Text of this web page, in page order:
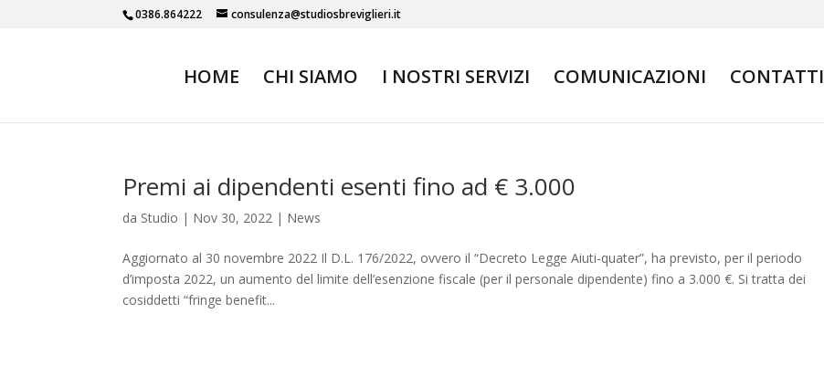
0386.864222 consulenza@studiosbreviglieri.it
HOME CHI SIAMO I NOSTRI SERVIZI COMUNICAZIONI CONTATTI
Premi ai dipendenti esenti fino ad € 3.000
da Studio | Nov 30, 2022 | News
Aggiornato al 30 novembre 2022 Il D.L. 176/2022, ovvero il “Decreto Legge Aiuti-quater”, ha previsto, per il periodo
d’imposta 2022, un aumento del limite dell’esenzione fiscale (per il personale dipendente) fino a 3.000 €. Si tratta dei
cosiddetti “fringe benefit...